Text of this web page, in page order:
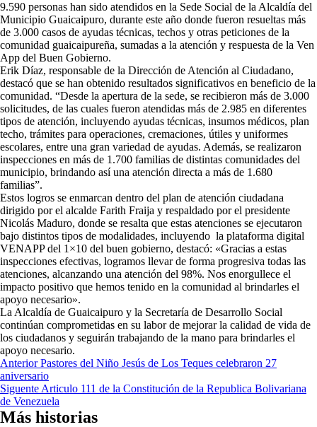
9.590 personas han sido atendidos en la Sede Social de la Alcaldía del
Municipio Guaicaipuro, durante este año donde fueron resueltas más
de 3.000 casos de ayudas técnicas, techos y otras peticiones de la
comunidad guaicaipureña, sumadas a la atención y respuesta de la Ven
App del Buen Gobierno.
Erik Díaz, responsable de la Dirección de Atención al Ciudadano,
destacó que se han obtenido resultados significativos en beneficio de la
comunidad. “Desde la apertura de la sede, se recibieron más de 3.000
solicitudes, de las cuales fueron atendidas más de 2.985 en diferentes
tipos de atención, incluyendo ayudas técnicas, insumos médicos, plan
techo, trámites para operaciones, cremaciones, útiles y uniformes
escolares, entre una gran variedad de ayudas. Además, se realizaron
inspecciones en más de 1.700 familias de distintas comunidades del
municipio, brindando así una atención directa a más de 1.680
familias”.
Estos logros se enmarcan dentro del plan de atención ciudadana
dirigido por el alcalde Farith Fraija y respaldado por el presidente
Nicolás Maduro, donde se resalta que estas atenciones se ejecutaron
bajo distintos tipos de modalidades, incluyendo la plataforma digital
VENAPP del 1×10 del buen gobierno, destacó: «Gracias a estas
inspecciones efectivas, logramos llevar de forma progresiva todas las
atenciones, alcanzando una atención del 98%. Nos enorgullece el
impacto positivo que hemos tenido en la comunidad al brindarles el
apoyo necesario».
La Alcaldía de Guaicaipuro y la Secretaría de Desarrollo Social
continúan comprometidas en su labor de mejorar la calidad de vida de
los ciudadanos y seguirán trabajando de la mano para brindarles el
apoyo necesario.
Navegación
de
entradas
AnteriorPastores del Niño Jesús de Los Teques celebraron 27
aniversario
Siguente Articulo 111 de la Constitución de la Republica Bolivariana
de Venezuela
Más historias